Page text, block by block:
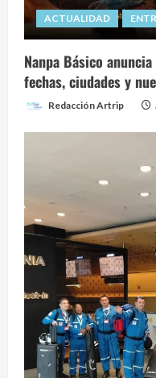
ACTUALIDAD
Nanpa Básico
fechas, ciudades y
Redacción Artrip